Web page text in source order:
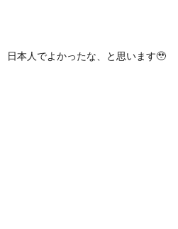
日本人でよかったな、と思います🥹